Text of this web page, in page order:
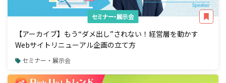
セミナー・展示会
【アーカイブ】もう“ダメ出し”されない！経営層を動かす
Webサイトリニューアル企画の立て方
セミナー・展示会